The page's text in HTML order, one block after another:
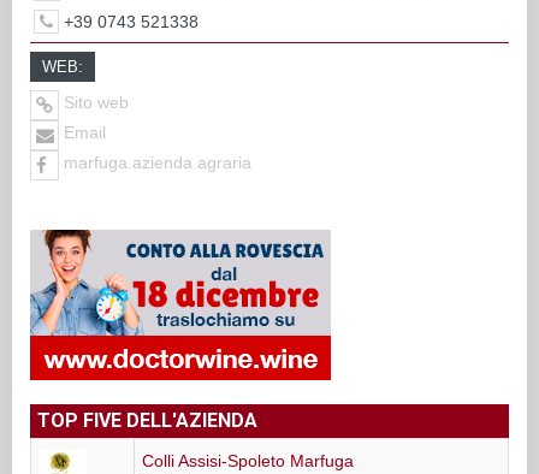
+39 0743 521338
WEB:
Sito web
Email
marfuga.azienda.agraria
TOP FIVE DELL'AZIENDA
Colli Assisi-Spoleto Marfuga